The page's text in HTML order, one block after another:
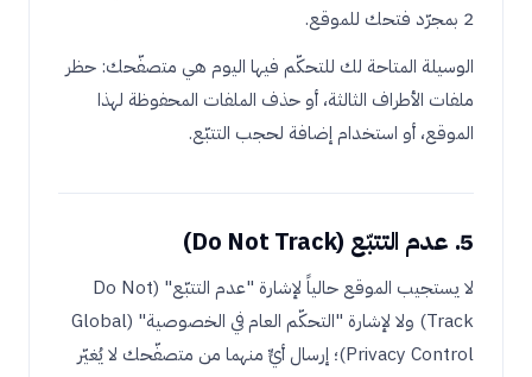
2 بمجرّد فتحك للموقع.
الوسيلة المتاحة لك للتحكّم فيها اليوم هي متصفّحك: حظر
ملفات الأطراف الثالثة، أو حذف الملفات المحفوظة لهذا
الموقع، أو استخدام إضافة لحجب التتبّع.
5. عدم التتبّع (Do Not Track)
لا يستجيب الموقع حالياً لإشارة "عدم التتبّع" (Do Not
Track) ولا لإشارة "التحكّم العام في الخصوصية" (Global
Privacy Control)؛ إرسال أيٍّ منهما من متصفّحك لا يُغيّر